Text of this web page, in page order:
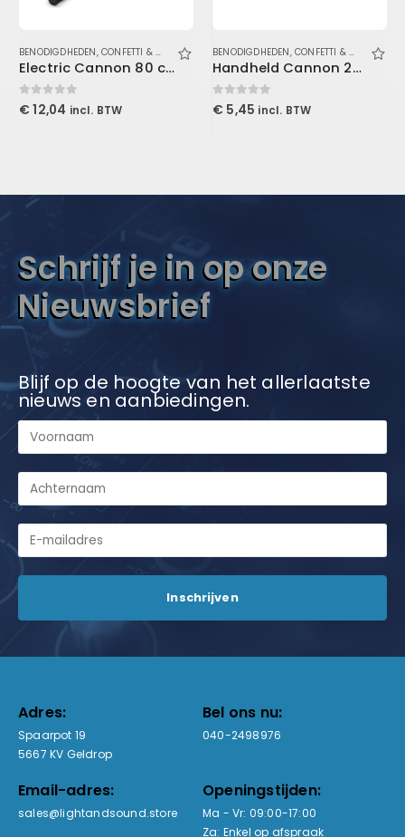
VLOEISTOFFEN
BENODIGDHEDEN,CONFETTI & STREAMERS ,ELEKTRISCHE KANONNEN
Electric Cannon 80 cm – Confetti – White+Silver
0out of 5
€ 12,04 incl. BTW
BENODIGDHEDEN,CONFETTI & STREAMERS
Handheld Cannon 28 cm – Empty
0out of 5
€ 5,45 incl. BTW
Schrijf je in op onze
Nieuwsbrief
Blijf op de hoogte van het allerlaatste
nieuws en aanbiedingen.
Adres:
Spaarpot 19
5667 KV Geldrop
Bel ons nu:
040-2498976
Email-adres:
sales@lightandsound.store
Openingstijden:
Ma - Vr: 09:00-17:00
Za: Enkel op afspraak